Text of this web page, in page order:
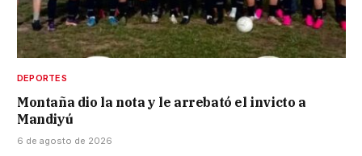
DEPORTES
Montaña dio la nota y le arrebató el invicto a
Mandiyú
6 de agosto de 2026